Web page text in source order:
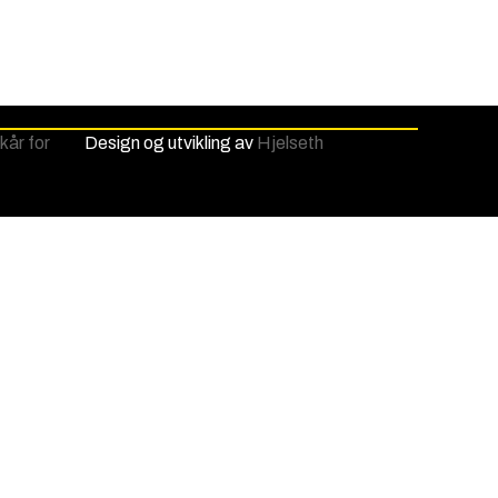
for Design og utvikling av Hjelseth